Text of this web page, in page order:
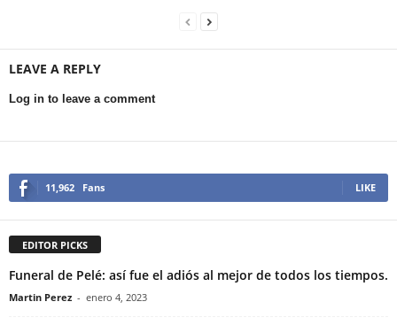
LEAVE A REPLY
Log in to leave a comment
11,962 Fans LIKE
EDITOR PICKS
Funeral de Pelé: así fue el adiós al mejor de todos los tiempos.
Martin Perez - enero 4, 2023